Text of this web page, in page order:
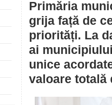
Primăria
grija față de
priorități. La
ai
unice
valoare totală